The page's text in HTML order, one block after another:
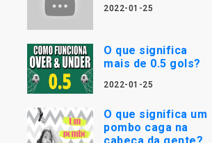
2022-01-25
O que significa
mais de 0.5 gols?
2022-01-25
O que significa um
pombo caga na